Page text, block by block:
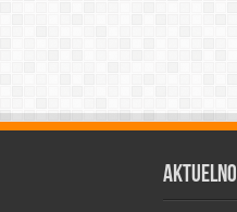
AKTUELNO